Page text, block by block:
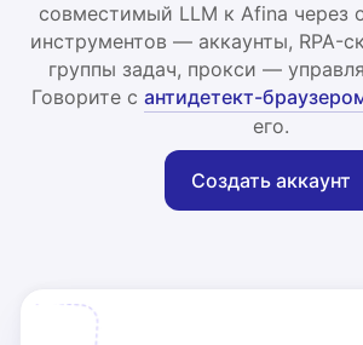
совместимый LLM к Afina через
инструментов — аккаунты, RPA-
группы задач, прокси —
Говорите с антидетект-
его.
Создать аккаунт